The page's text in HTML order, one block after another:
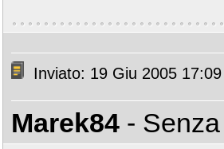
Inviato: 19 Giu 2005 17:09
Marek84 -